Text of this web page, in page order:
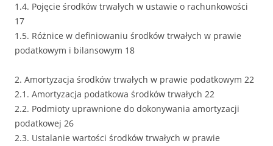
1.4. Pojęcie środków trwałych w ustawie o rachunkowości
17
1.5. Różnice w definiowaniu środków trwałych w prawie
podatkowym i bilansowym 18
2. Amortyzacja środków trwałych w prawie podatkowym 22
2.1. Amortyzacja podatkowa środków trwałych 22
2.2. Podmioty uprawnione do dokonywania amortyzacji
podatkowej 26
2.3. Ustalanie wartości środków trwałych w prawie